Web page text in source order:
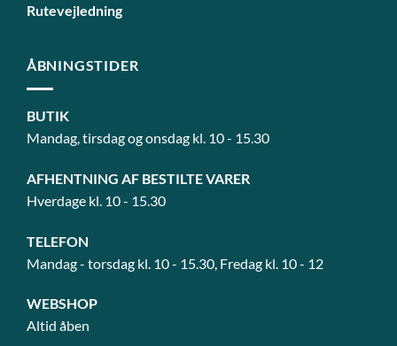
Rutevejledning
ÅBNINGSTIDER
BUTIK
Mandag, tirsdag og onsdag kl. 10 - 15.30
AFHENTNING AF BESTILTE VARER
Hverdage kl. 10 - 15.30
TELEFON
Mandag - torsdag kl. 10 - 15.30, Fredag kl. 10 - 12
WEBSHOP
Altid åben